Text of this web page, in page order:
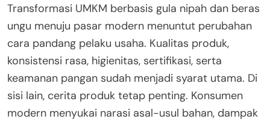
Transformasi UMKM berbasis gula nipah dan beras
ungu menuju pasar modern menuntut perubahan
cara pandang pelaku usaha. Kualitas produk,
konsistensi rasa, higienitas, sertifikasi, serta
keamanan pangan sudah menjadi syarat utama. Di
sisi lain, cerita produk tetap penting. Konsumen
modern menyukai narasi asal-usul bahan, dampak